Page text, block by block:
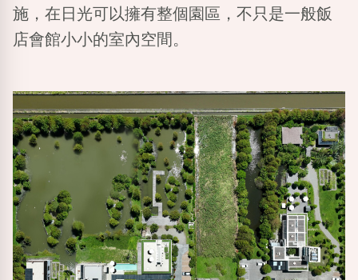
施，在日光可以擁有整個園區，不只是一般飯
店會館小小的室內空間。